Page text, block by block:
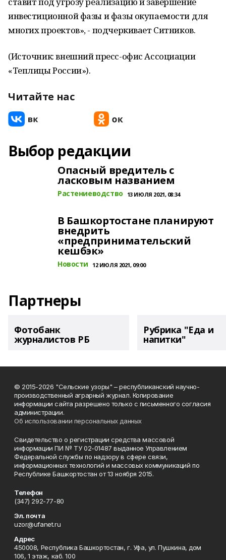
инвестиционной фазы и фазы окупаемости для
многих проектов», - подчеркивает Ситников.
(Источник: внешний пресс-офис Ассоциации
«Теплицы России»).
Читайте нас
Выбор редакции
Опасный вредитель с
ласковым названием
Растениеводство 13 ИЮЛЯ 2021, 08:34
В Башкортостане планируют
внедрить
«предпринимательский
кешбэк»
Новости 12 ИЮЛЯ 2021, 09:00
Партнеры
Фотобанк
журналистов РБ
Рубрика "Еда и
напитки"
© 2015-2026 "Сельские узоры" – республиканский научно-
производственный аграрный журнал. Копирование
информации сайта разрешено только с письменного согласия
администрации.
Об использовании персональных данных
Свидетельство о регистрации средства массовой
информации ПИ № ТУ 02-01487 выданное Управлением
Федеральной службы по надзору в сфере связи,
информационных технологий и массовых коммуникаций по
Республике Башкортостан от 13 ноября 2015.
Телефон
(347) 292-77-80
Эл. почта
uzor@ufanet.ru
Адрес
450008, Республика Башкортостан, г. Уфа, ул. Пушкина, дом
106, 1 этаж, каб. 100